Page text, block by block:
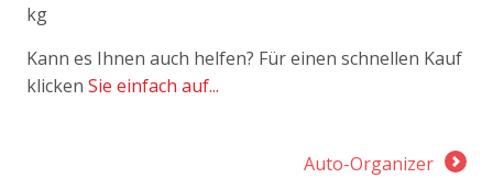
kg
Kann es Ihnen auch helfen? Für einen schnellen Kauf
klicken Sie einfach auf...
Auto-Organizer